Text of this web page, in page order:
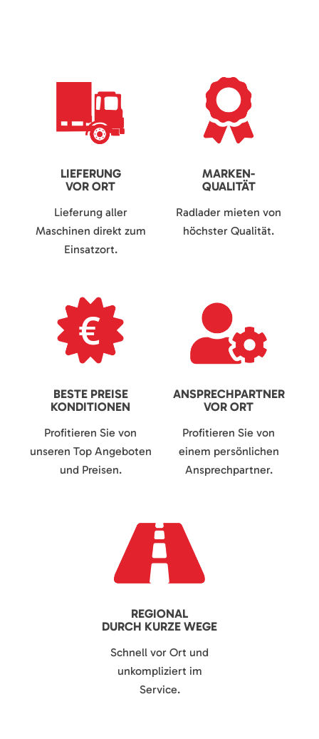
LIEFERUNG
VOR ORT
Lieferung aller
Maschinen direkt zum
Einsatzort.
MARKEN-
QUALITÄT
Radlader mieten von
höchster Qualität.
BESTE PREISE
KONDITIONEN
Profitieren Sie von
unseren Top Angeboten
und Preisen.
ANSPRECHPARTNER
VOR ORT
Profitieren Sie von
einem persönlichen
Ansprechpartner.
REGIONAL
DURCH KURZE WEGE
Schnell vor Ort und
unkompliziert im
Service.